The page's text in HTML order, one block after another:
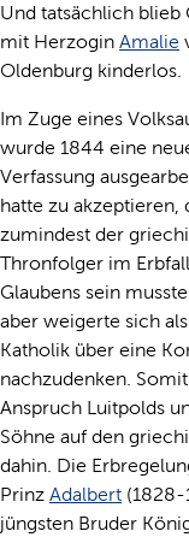
Und tatsächlich blieb
mit Herzogin Amalie
Oldenburg kinderlos.
Im Zuge eines
wurde 1844 eine
Verfassung
hatte zu akzeptieren,
zumindest der
Thronfolger im
Glaubens sein
aber weigerte sich
Katholik über eine
nachzudenken.
Anspruch Luitpolds
Söhne auf den
dahin. Die
Prinz Adalbert (1828-
jüngsten Bruder